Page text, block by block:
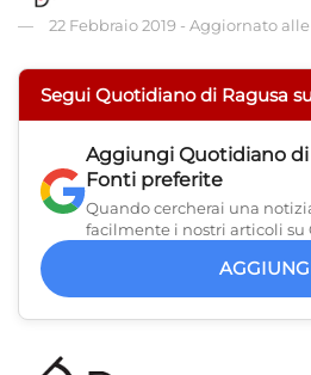
22 Febbraio 2019 - Aggiornato alle
Segui Quotidiano di Ragusa
Aggiungi Quotidiano di
Fonti preferite
Quando cercherai una
facilmente i nostri articoli su